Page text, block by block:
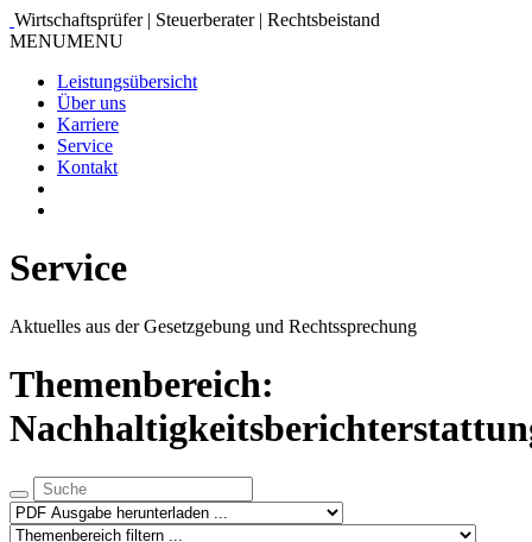
Wirtschaftsprüfer | Steuerberater | Rechtsbeistand
MENUMENU
Leistungsübersicht
Über uns
Karriere
Service
Kontakt
Service
Aktuelles aus der Gesetzgebung und Rechtssprechung
Themenbereich: